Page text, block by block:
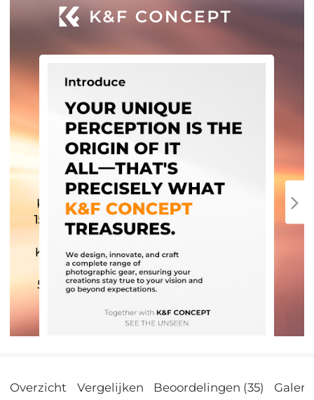
Overzicht Vergelijken Beoordelingen (35) Galerij